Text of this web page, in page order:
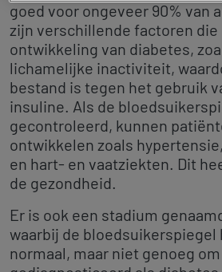
goed voor ongeveer 90% van
zijn verschillende factoren die
ontwikkeling van diabetes,
lichamelijke inactiviteit,
bestand is tegen het gebruik
insuline. Als de
gecontroleerd, kunnen
ontwikkelen zoals
en hart- en vaatziekten. Dit
de gezondheid.
Er is ook een stadium
waarbij de bloedsuikerspiegel
normaal, maar niet genoeg